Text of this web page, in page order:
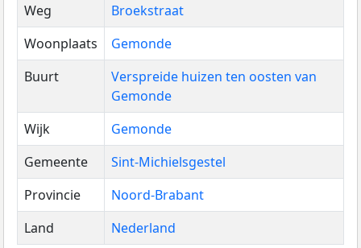
Weg
Broekstraat
Woonplaats
Gemonde
Buurt
Verspreide huizen ten oosten van
Gemonde
Wijk
Gemonde
Gemeente
Sint-Michielsgestel
Provincie
Noord-Brabant
Land
Nederland